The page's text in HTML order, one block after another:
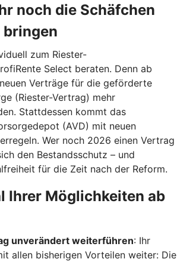
noch die Schäfchen
bringen
zum Riester-
Select beraten. Denn ab
Verträge für die geförderte
(Riester-Vertrag) mehr
Stattdessen kommt das
(AVD) mit neuen
Wer noch 2026 einen Vertrag
den Bestandsschutz – und
für die Zeit nach der Reform.
Ihrer Möglichkeiten ab
unverändert weiterführen: Ihr
allen bisherigen Vorteilen weiter: Die